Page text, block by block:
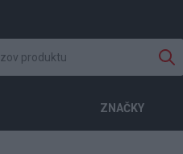
ZNAČKY